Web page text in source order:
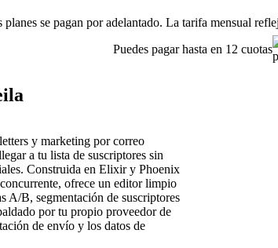
planes se pagan por adelantado. La tarifa mensual
Puedes pagar hasta en 12 cuotas
y marketing por correo
a tu lista de suscriptores sin
Construida en Elixir y Phoenix
ofrece un editor limpio
A/B, segmentación de suscriptores
por tu propio proveedor de
de envío y los datos de